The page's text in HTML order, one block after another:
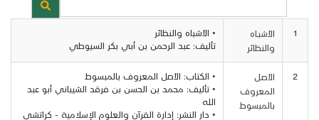
1
الأشبـاه
والنظائر
• الأشباه والنظائر
تأليف: عبد الرحمن بن أبي بكر السيوطي
2
الأصـل
المعروف
بالمبسوط
• الكتاب: الأصل المعروف بالمبسوط
• تأليف: محمد بن الحسن بن فرقد الشيباني أبو عبد
الله
• دار النشر: إدارة القرآن والعلوم الإسلامية - كراتشي